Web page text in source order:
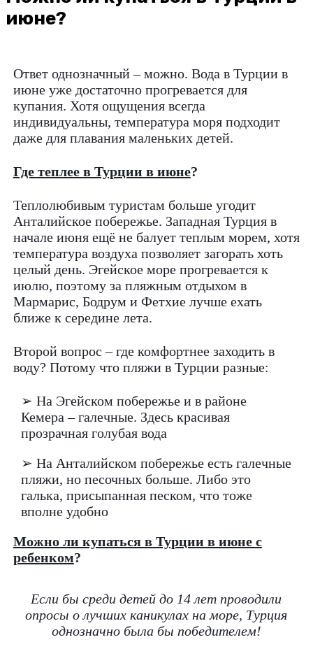
июне?
Ответ однозначный – можно. Вода в Турции в
июне уже достаточно прогревается для
купания. Хотя ощущения всегда
индивидуальны, температура моря подходит
даже для плавания маленьких детей.
Где теплее в Турции в июне?
Теплолюбивым туристам больше угодит
Анталийское побережье. Западная Турция в
начале июня ещё не балует теплым морем, хотя
температура воздуха позволяет загорать хоть
целый день. Эгейское море прогревается к
июлю, поэтому за пляжным отдыхом в
Мармарис, Бодрум и Фетхие лучше ехать
ближе к середине лета.
Второй вопрос – где комфортнее заходить в
воду? Потому что пляжи в Турции разные:
➢ На Эгейском побережье и в районе
Кемера – галечные. Здесь красивая
прозрачная голубая вода
➢ На Анталийском побережье есть галечные
пляжи, но песочных больше. Либо это
галька, присыпанная песком, что тоже
вполне удобно
Можно ли купаться в Турции в июне с
ребенком?
Если бы среди детей до 14 лет проводили
опросы о лучших каникулах на море, Турция
однозначно была бы победителем!